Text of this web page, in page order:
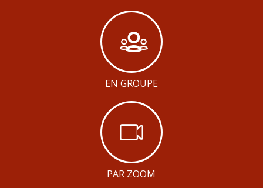
EN GROUPE
PAR ZOOM